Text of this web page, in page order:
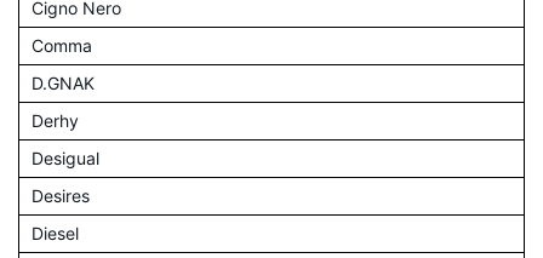
Cigno Nero
Comma
D.GNAK
Derhy
Desigual
Desires
Diesel